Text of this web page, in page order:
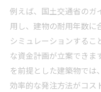
例えば、国土交通省のガ
用し、建物の耐用年数に
シミュレーションするこ
な資金計画が立案できま
を前提とした建築物では
効率的な発注方法がコス